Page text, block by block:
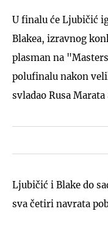
U finalu će Ljubičić
Blakea, izravnog
plasman na
polufinalu nakon
svladao Rusa
Ljubičić i Blake do
sva četiri navrata